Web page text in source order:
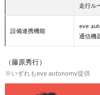
走行ル
設備連携機能
eve
通信機
（藤原秀行）
※いずれもeve autonomy提供